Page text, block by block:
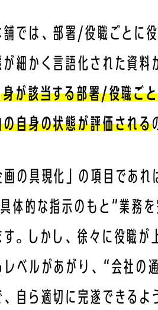
舗では、部署/役職ごとに
が細かく言語化された資料
身が該当する部署/役職ご
の自身の状態が評価される
画の具現化」の項目であれ
体的な指示のもと”業務
す。しかし、徐々に役職が
レベルがあがり、“会社の
、自ら適切に完遂できるよ